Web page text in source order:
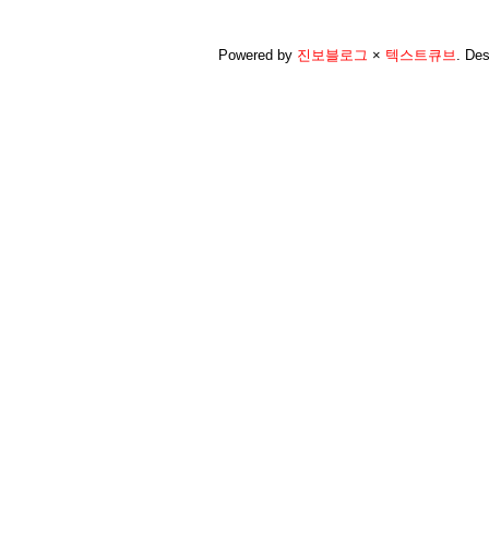
Powered by 진보블로그 × 텍스트큐브.